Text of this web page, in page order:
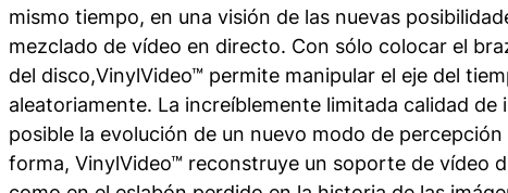
mismo tiempo, en una visión de las nuevas
mezclado de vídeo en directo. Con sólo colocar el
del disco,VinylVideo™ permite manipular el eje del
aleatoriamente. La increíblemente limitada calidad de
posible la evolución de un nuevo modo de percepción
forma, VinylVideo™ reconstruye un soporte de vídeo